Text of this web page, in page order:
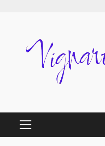
PRIMARY
MENU